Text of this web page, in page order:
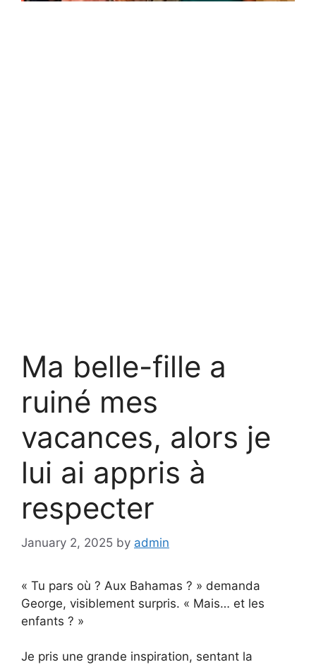
Ma belle-fille a
ruiné mes
vacances, alors je
lui ai appris à
respecter
January 2, 2025 by admin
« Tu pars où ? Aux Bahamas ? » demanda
George, visiblement surpris. « Mais… et les
enfants ? »
Je pris une grande inspiration, sentant la